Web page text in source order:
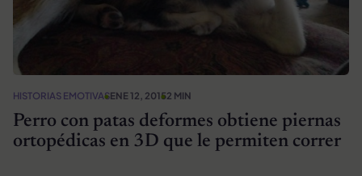
HISTORIAS EMOTIVASENE 12, 20152 MIN
Perro con patas deformes obtiene piernas
ortopédicas en 3D que le permiten correr